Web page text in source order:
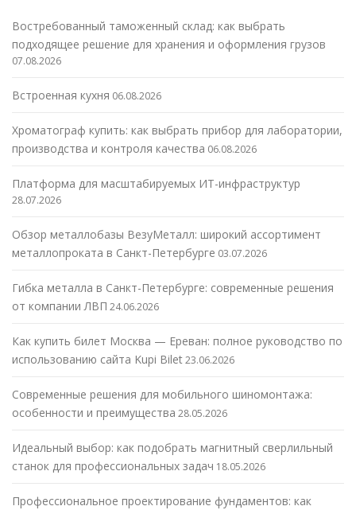
Востребованный таможенный склад: как выбрать
подходящее решение для хранения и оформления грузов
07.08.2026
Встроенная кухня 06.08.2026
Хроматограф купить: как выбрать прибор для лаборатории,
производства и контроля качества 06.08.2026
Платформа для масштабируемых ИТ-инфраструктур
28.07.2026
Обзор металлобазы ВезуМеталл: широкий ассортимент
металлопроката в Санкт-Петербурге 03.07.2026
Гибка металла в Санкт-Петербурге: современные решения
от компании ЛВП 24.06.2026
Как купить билет Москва — Ереван: полное руководство по
использованию сайта Kupi Bilet23.06.2026
Современные решения для мобильного шиномонтажа:
особенности и преимущества 28.05.2026
Идеальный выбор: как подобрать магнитный сверлильный
станок для профессиональных задач 18.05.2026
Профессиональное проектирование фундаментов: как